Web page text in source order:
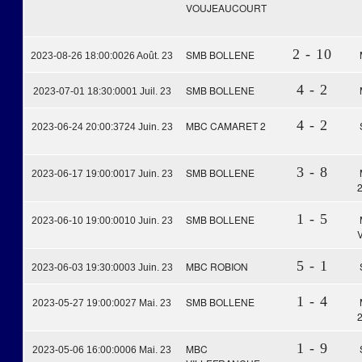
VOUJEAUCOURT
2023-08-26 18:00:0026 Août. 23 SMB BOLLENE 2 - 10
2023-07-01 18:30:0001 Juil. 23 SMB BOLLENE 4 - 2
2023-06-24 20:00:3724 Juin. 23 MBC CAMARET 2 4 - 2
2023-06-17 19:00:0017 Juin. 23 SMB BOLLENE 3 - 8
2
2023-06-10 19:00:0010 Juin. 23 SMB BOLLENE 1 - 5
2023-06-03 19:30:0003 Juin. 23 MBC ROBION 5 - 1
2023-05-27 19:00:0027 Mai. 23 SMB BOLLENE 1 - 4
2
2023-05-06 16:00:0006 Mai. 23
MBC
1 - 9